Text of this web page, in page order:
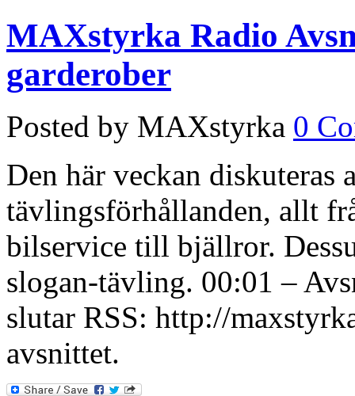
MAXstyrka Radio
garderober
Posted by MAXstyrka 0
Den här veckan
tävlingsförhållanden, allt
bilservice till bjällror.
slogan-tävling. 00:01 –
slutar RSS: http://
avsnittet.